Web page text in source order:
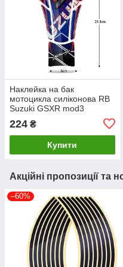
Наклейка на бак
мотоцикла силіконова RB
Suzuki GSXR mod3
224 ₴
Купити
Акційні пропозиції та
–60%